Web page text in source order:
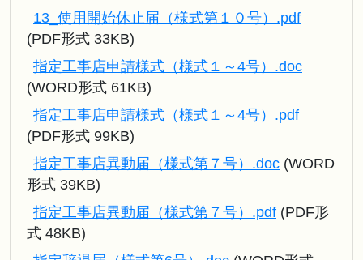
13_使用開始休止届（様式第１０号）.pdf
(PDF形式 33KB)
指定工事店申請様式（様式１～4号）.doc
(WORD形式 61KB)
指定工事店申請様式（様式１～4号）.pdf
(PDF形式 99KB)
指定工事店異動届（様式第７号）.doc (WORD
形式 39KB)
指定工事店異動届（様式第７号）.pdf (PDF形
式 48KB)